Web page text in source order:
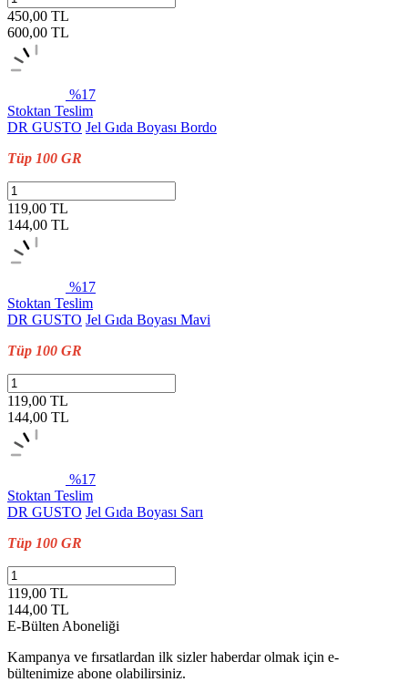
450,00 TL
600,00 TL
%17
Stoktan Teslim
DR GUSTO Jel Gıda Boyası Bordo
Tüp 100 GR
119,00 TL
144,00 TL
%17
Stoktan Teslim
DR GUSTO Jel Gıda Boyası Mavi
Tüp 100 GR
119,00 TL
144,00 TL
%17
Stoktan Teslim
DR GUSTO Jel Gıda Boyası Sarı
Tüp 100 GR
119,00 TL
144,00 TL
E-Bülten Aboneliği
Kampanya ve fırsatlardan ilk sizler haberdar olmak için e-
bültenimize abone olabilirsiniz.